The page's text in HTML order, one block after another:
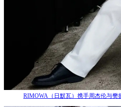
RIMOWA（日默瓦）携手周杰伦与樊